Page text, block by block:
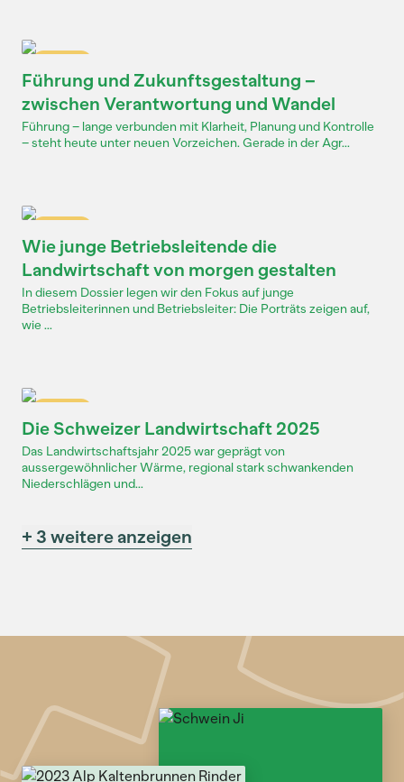
Führung und Zukunftsgestaltung –
zwischen Verantwortung und Wandel
Führung – lange verbunden mit Klarheit, Planung und Kontrolle
– steht heute unter neuen Vorzeichen. Gerade in der Agr...
Wie junge Betriebsleitende die
Landwirtschaft von morgen gestalten
In diesem Dossier legen wir den Fokus auf junge
Betriebsleiterinnen und Betriebsleiter: Die Porträts zeigen auf,
wie ...
Die Schweizer Landwirtschaft 2025
Das Landwirtschaftsjahr 2025 war geprägt von
aussergewöhnlicher Wärme, regional stark schwankenden
Niederschlägen und...
+ 3 weitere anzeigen